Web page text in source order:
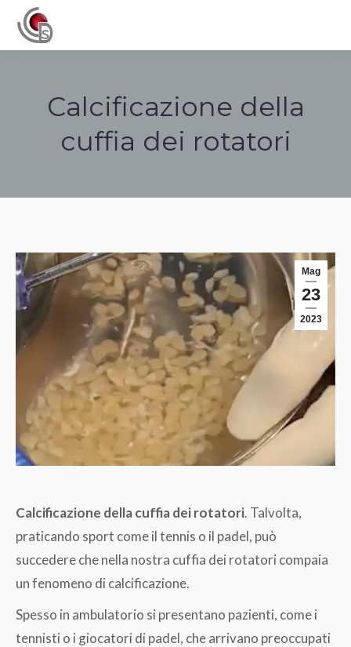
Calcificazione della
cuffia dei rotatori
Mag
23
2023
Calcificazione della cuffia dei rotatori. Talvolta,
praticando sport come il tennis o il padel, può
succedere che nella nostra cuffia dei rotatori compaia
un fenomeno di calcificazione.
Spesso in ambulatorio si presentano pazienti, come i
tennisti o i giocatori di padel, che arrivano preoccupati